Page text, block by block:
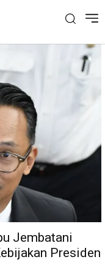
Jembatani
Presiden